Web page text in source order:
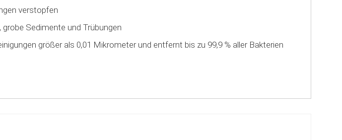
verstopfen
Sedimente und Trübungen
größer als 0,01 Mikrometer und entfernt bis zu 99,9 % aller Bakterien